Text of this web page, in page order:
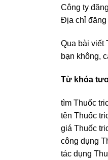
Công ty
Địa chỉ đăng
Qua bài viết
bạn không,
Từ khóa
tìm Thuốc
tên Thuốc
giá Thuốc
công dụng
tác dụng